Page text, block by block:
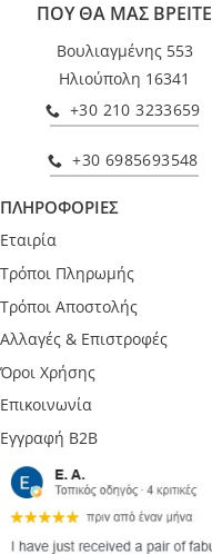
ΠΟΥ ΘΑ ΜΑΣ ΒΡΕΙΤΕ
Βουλιαγμένης 553
Ηλιούπολη 16341
+30 210 3233659
+30 6985693548
ΠΛΗΡΟΦΟΡΙΕΣ
Εταιρία
Τρόποι Πληρωμής
Τρόποι Αποστολής
Αλλαγές & Επιστροφές
Όροι Χρήσης
Επικοινωνία
Εγγραφή B2B